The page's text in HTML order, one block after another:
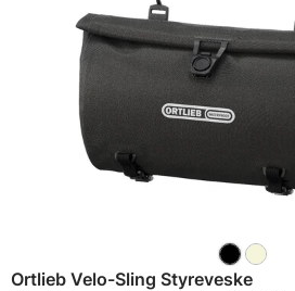
Ortlieb Velo-Sling Styreveske